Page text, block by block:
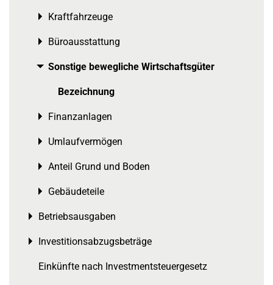
Kraftfahrzeuge
Toggle menu
Büroausstattung
Toggle menu
Sonstige bewegliche Wirtschaftsgüter
Toggle menu
Bezeichnung
Finanzanlagen
Toggle menu
Umlaufvermögen
Toggle menu
Anteil Grund und Boden
Toggle menu
Gebäudeteile
Toggle menu
Betriebsausgaben
Toggle menu
Investitionsabzugsbeträge
Toggle menu
Einkünfte nach Investmentsteuergesetz